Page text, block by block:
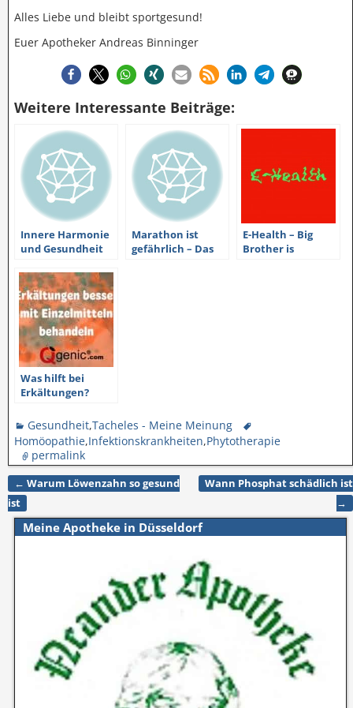
Alles Liebe und bleibt sportgesund!
Euer Apotheker Andreas Binninger
Weitere Interessante Beiträge:
Innere Harmonie
und Gesundheit
der (eigenen)
Natur
Marathon ist
gefährlich – Das
E-Health – Big
Brother is
Was hilft bei
Erkältungen?
Gesundheit,Tacheles - Meine Meinung
Homöopathie,Infektionskrankheiten,Phytotherapie
permalink
Artikelnavigation
← Warum Löwenzahn so gesund
ist
Wann Phosphat schädlich ist
→
Meine Apotheke in Düsseldorf